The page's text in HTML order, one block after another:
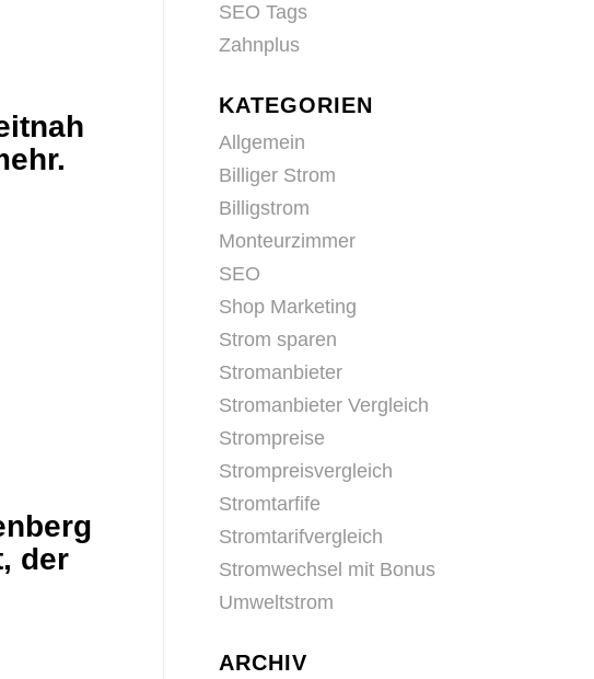
der
SEO Tags
Zahnplus
KATEGORIEN
Allgemein
Billiger Strom
Billigstrom
Monteurzimmer
SEO
Shop Marketing
Strom sparen
Stromanbieter
Stromanbieter Vergleich
Strompreise
Strompreisvergleich
Stromtarfife
Stromtarifvergleich
Stromwechsel mit Bonus
Umweltstrom
ARCHIV